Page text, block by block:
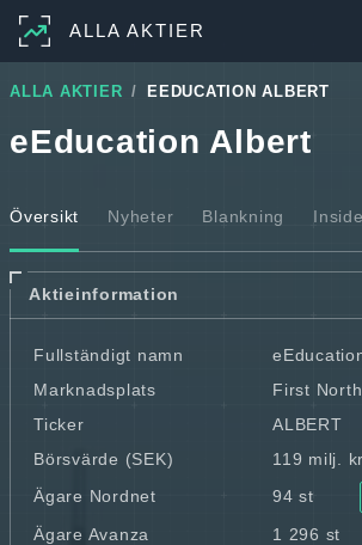
ALLA AKTIER
ALLA AKTIER EEDUCATION ALBERT
eEducation Albert
Översikt Nyheter Blankning
Aktieinformation
Fullständigt namn
Marknadsplats
First North
Ticker
ALBERT
Börsvärde (SEK)
119 milj. kr
Ägare Nordnet
94 st
Ägare Avanza 1 296 st